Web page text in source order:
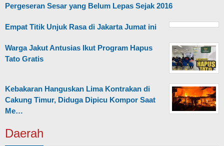
Pergeseran Sesar yang Belum Lepas Sejak 2016
Empat Titik Unjuk Rasa di Jakarta Jumat ini
Warga Jakut Antusias Ikut Program Hapus
Tato Gratis
Kebakaran Hanguskan Lima Kontrakan di
Cakung Timur, Diduga Dipicu Kompor Saat
Me…
Daerah